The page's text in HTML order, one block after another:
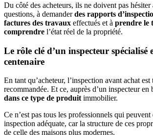
Du côté des acheteurs, ils ne doivent pas hésiter
questions, à demanderdes rapports
factures des travaux effectués et à prendre le
comprendre l’état réel de la propriété.
Le rôle clé d’un inspecteur spécialisé
centenaire
En tant qu’acheteur, l’inspection avant achat
recommandée. Et ce, auprès d’un inspecteur en
dans ce type de produit immobilier.
Ce n’est pas tous les professionnels qui
inspection adéquate, car la structure de ces
de celle des maisons plus modernes.